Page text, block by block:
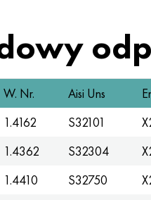
W. Nr. Aisi Uns
1.4162
S32101
1.4362 S32304
1.4410
S32750